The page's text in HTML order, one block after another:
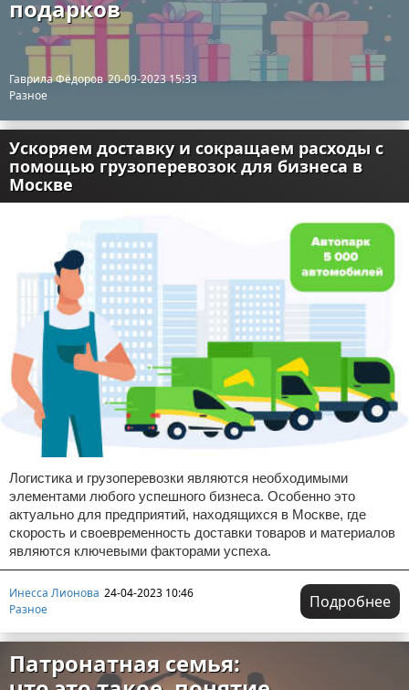
подарков
Гаврила Фёдоров 20-09-2023 15:33
Разное
Ускоряем доставку и сокращаем расходы с
помощью грузоперевозок для бизнеса в
Москве
Логистика и грузоперевозки являются необходимыми
элементами любого успешного бизнеса. Особенно это
актуально для предприятий, находящихся в Москве, где
скорость и своевременность доставки товаров и материалов
являются ключевыми факторами успеха.
Инесса Лионова 24-04-2023 10:46
Разное
Подробнее
Патронатная семья: